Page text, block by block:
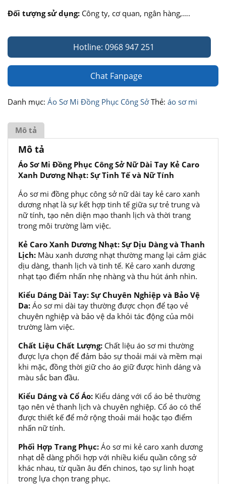
Đối tượng sử dụng: Công ty, cơ quan, ngân hàng,….
Hotline: 0968 947 251
Chat Fanpage
Danh mục: Áo Sơ Mi Đồng Phục Công Sở Thẻ: áo sơ mi
Mô tả
Mô tả
Áo Sơ Mi Đồng Phục Công Sở Nữ Dài Tay Kẻ Caro
Xanh Dương Nhạt: Sự Tinh Tế và Nữ Tính
Áo sơ mi đồng phục công sở nữ dài tay kẻ caro xanh
dương nhạt là sự kết hợp tinh tế giữa sự trẻ trung và
nữ tính, tạo nên diện mạo thanh lịch và thời trang
trong môi trường làm việc.
Kẻ Caro Xanh Dương Nhạt: Sự Dịu Dàng và Thanh
Lịch: Màu xanh dương nhạt thường mang lại cảm giác
dịu dàng, thanh lịch và tinh tế. Kẻ caro xanh dương
nhạt tạo điểm nhấn nhẹ nhàng và thu hút ánh nhìn.
Kiểu Dáng Dài Tay: Sự Chuyên Nghiệp và Bảo Vệ
Da: Áo sơ mi dài tay thường được chọn để tạo vẻ
chuyên nghiệp và bảo vệ da khỏi tác động của môi
trường làm việc.
Chất Liệu Chất Lượng: Chất liệu áo sơ mi thường
được lựa chọn để đảm bảo sự thoải mái và mềm mại
khi mặc, đồng thời giữ cho áo giữ được hình dáng và
màu sắc ban đầu.
Kiểu Dáng và Cổ Áo: Kiểu dáng với cổ áo bẻ thường
tạo nên vẻ thanh lịch và chuyên nghiệp. Cổ áo có thể
được thiết kế để mở rộng thoải mái hoặc tạo điểm
nhấn nữ tính.
Phối Hợp Trang Phục: Áo sơ mi kẻ caro xanh dương
nhạt dễ dàng phối hợp với nhiều kiểu quần công sở
khác nhau, từ quần âu đến chinos, tạo sự linh hoạt
trong lựa chọn trang phục.